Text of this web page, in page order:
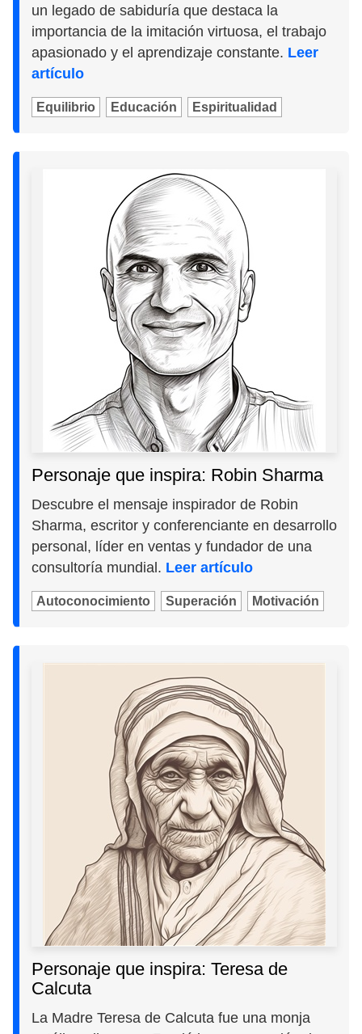
un legado de sabiduría que destaca la
importancia de la imitación virtuosa, el trabajo
apasionado y el aprendizaje constante. Leer
artículo
Equilibrio Educación Espiritualidad
Personaje que inspira: Robin Sharma
Descubre el mensaje inspirador de Robin
Sharma, escritor y conferenciante en desarrollo
personal, líder en ventas y fundador de una
consultoría mundial. Leer artículo
Autoconocimiento Superación Motivación
Personaje que inspira: Teresa de
Calcuta
La Madre Teresa de Calcuta fue una monja